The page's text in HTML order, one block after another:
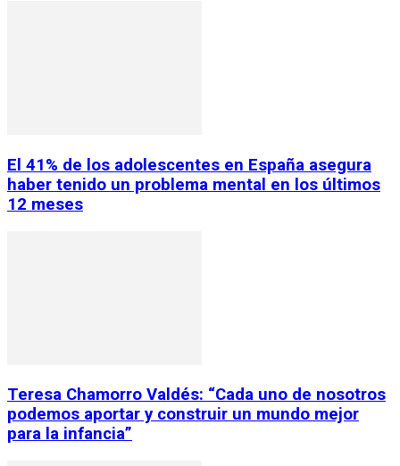
El 41% de los adolescentes en España asegura
haber tenido un problema mental en los últimos
12 meses
Teresa Chamorro Valdés: “Cada uno de nosotros
podemos aportar y construir un mundo mejor
para la infancia”